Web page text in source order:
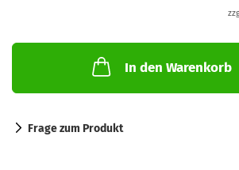
In den Warenkorb
Frage zum Produkt